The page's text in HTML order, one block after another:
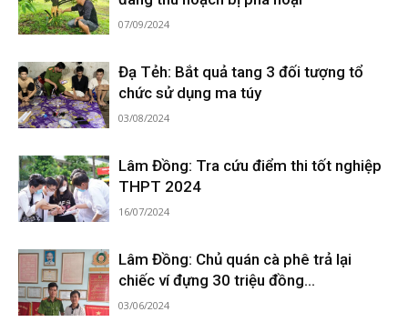
07/09/2024
Đạ Tẻh: Bắt quả tang 3 đối tượng tổ
chức sử dụng ma túy
03/08/2024
Lâm Đồng: Tra cứu điểm thi tốt nghiệp
THPT 2024
16/07/2024
Lâm Đồng: Chủ quán cà phê trả lại
chiếc ví đựng 30 triệu đồng...
03/06/2024